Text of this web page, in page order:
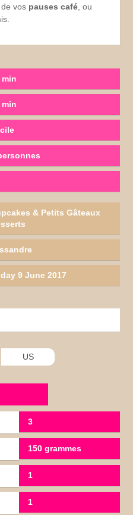
de vos pauses café , ou
min
min
& Petits Gâteaux
9 June 2017
US
3
150 grammes
1
1